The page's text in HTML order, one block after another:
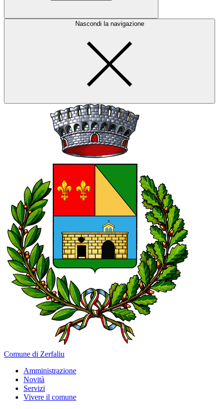
Nascondi la navigazione
Comune di Zerfaliu
Amministrazione
Novità
Servizi
Vivere il comune